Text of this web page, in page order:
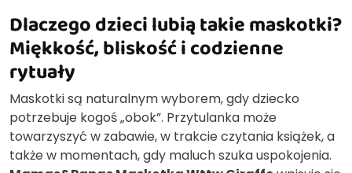
Dlaczego dzieci lubią takie maskotki?
Miękkość, bliskość i codzienne
rytuały
Maskotki są naturalnym wyborem, gdy dziecko
potrzebuje kogoś „obok”. Przytulanka może
towarzyszyć w zabawie, w trakcie czytania książek, a
także w momentach, gdy maluch szuka uspokojenia.